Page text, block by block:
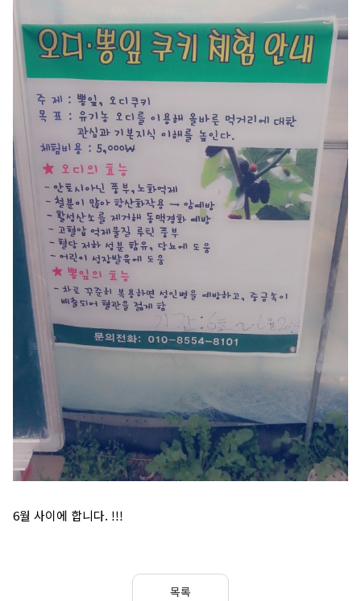
6월 사이에 합니다. !!!
목록